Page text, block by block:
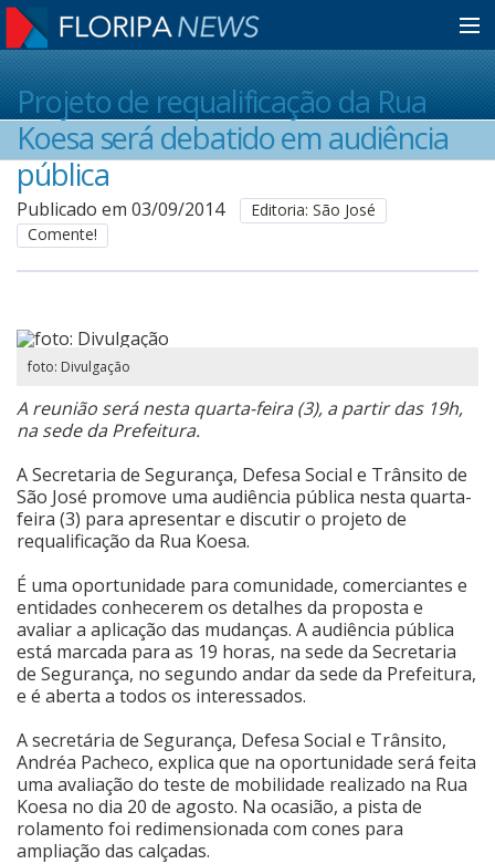
Home
Notícias
Colunistas
Cinema
Agenda Cultural
Anuncie
Fale Conosco
Projeto de requalificação da Rua
Koesa será debatido em audiência
pública
Publicado em 03/09/2014
Editoria: São José
Comente!
foto: Divulgação
A reunião será nesta quarta-feira (3), a partir das 19h,
na sede da Prefeitura.
A Secretaria de Segurança, Defesa Social e Trânsito de
São José promove uma audiência pública nesta quarta-
feira (3) para apresentar e discutir o projeto de
requalificação da Rua Koesa.
É uma oportunidade para comunidade, comerciantes e
entidades conhecerem os detalhes da proposta e
avaliar a aplicação das mudanças. A audiência pública
está marcada para as 19 horas, na sede da Secretaria
de Segurança, no segundo andar da sede da Prefeitura,
e é aberta a todos os interessados.
A secretária de Segurança, Defesa Social e Trânsito,
Andréa Pacheco, explica que na oportunidade será feita
uma avaliação do teste de mobilidade realizado na Rua
Koesa no dia 20 de agosto. Na ocasião, a pista de
rolamento foi redimensionada com cones para
ampliação das calçadas.